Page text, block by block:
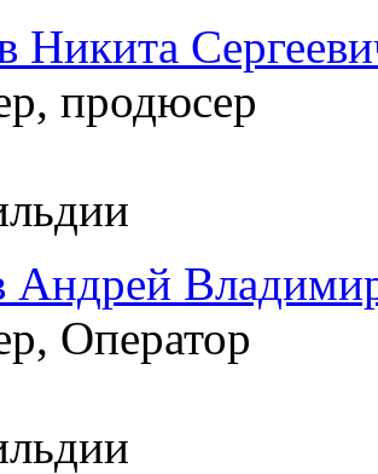
Никита
продюсер
Андрей
Оператор